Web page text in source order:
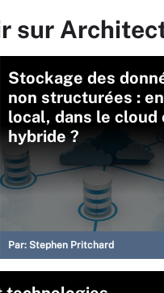
sur
Stockage des
non structurées : en
local, dans le cloud
hybride ?
Par: Stephen Pritchard